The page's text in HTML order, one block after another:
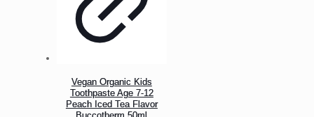
Vegan Organic Kids
Toothpaste Age 7-12
Peach Iced Tea Flavor